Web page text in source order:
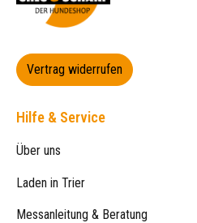
Vertrag widerrufen
Hilfe & Service
Über uns
Laden in Trier
Messanleitung & Beratung